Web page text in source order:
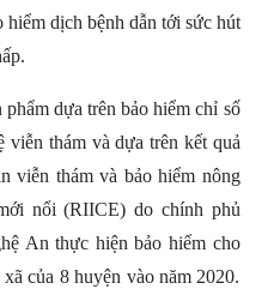
dịch bệnh dẫn tới sức hút
dựa trên bảo hiểm chỉ số
viễn thám và dựa trên kết quả
viễn thám và bảo hiểm nông
nổi (RIICE) do chính phủ
An thực hiện bảo hiểm cho
của 8 huyện vào năm 2020.